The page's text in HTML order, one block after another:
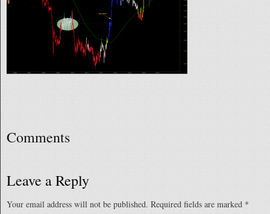
Comments
Leave a Reply
Your email address will not be published. Required fields are marked *